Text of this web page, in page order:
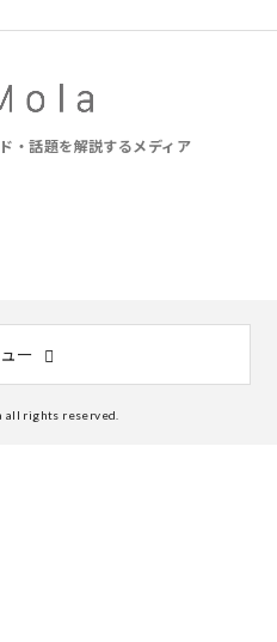
・話題を解説するメディア
ー
all rights reserved.